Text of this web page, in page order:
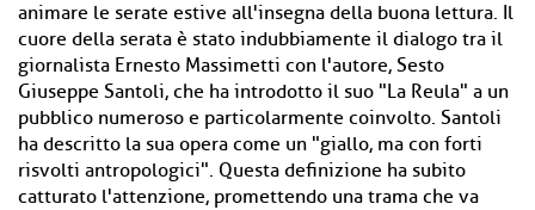
animare le serate estive all'insegna della buona lettura. Il
cuore della serata è stato indubbiamente il dialogo tra il
giornalista Ernesto Massimetti con l'autore, Sesto
Giuseppe Santoli, che ha introdotto il suo "La Reula" a un
pubblico numeroso e particolarmente coinvolto. Santoli
ha descritto la sua opera come un "giallo, ma con forti
risvolti antropologici". Questa definizione ha subito
catturato l'attenzione, promettendo una trama che va